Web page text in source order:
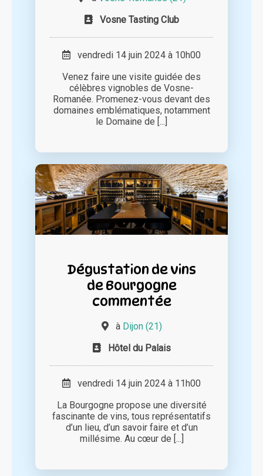
Vosne Tasting Club
vendredi 14 juin 2024 à 10h00
Venez faire une visite guidée des
célèbres vignobles de Vosne-
Romanée. Promenez-vous devant des
domaines emblématiques, notamment
le Domaine de [...]
Dégustation de vins
de Bourgogne
commentée
à Dijon (21)
Hôtel du Palais
vendredi 14 juin 2024 à 11h00
La Bourgogne propose une diversité
fascinante de vins, tous représentatifs
d’un lieu, d’un savoir faire et d’un
millésime. Au cœur de [...]